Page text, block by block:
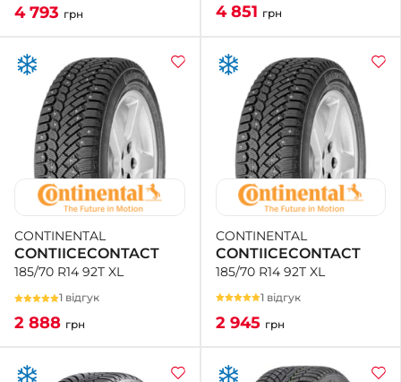
4 793 грн 4 851 грн
CONTINENTAL
CONTIICECONTACT
185/70 R14 92T XL
1 відгук
2 888 грн
CONTINENTAL
CONTIICECONTACT
185/70 R14 92T XL
1 відгук
2 945 грн